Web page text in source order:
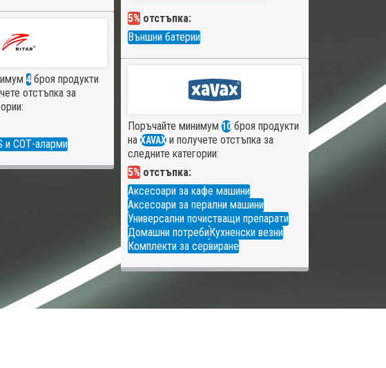
5% отстъпка:
Външни батерии
4 броя продукти
отстъпка за
и СОТ-аларми
Поръчайте минимум 10броя продукти
на XAVAXи получете отстъпка за
следните категории:
5% отстъпка:
Аксесоари за кафе машини
Аксесоари за перални машини
Универсални почистващи препарати
Домашни потребиКухненски везни
Комплекти за сервиране